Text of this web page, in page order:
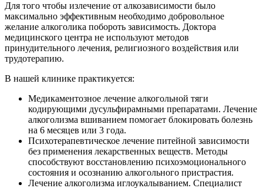
Для того чтобы излечение от алкозависимости было
максимально эффективным необходимо добровольное
желание алкоголика побороть зависимость. Доктора
медицинского центра не используют методов
принудительного лечения, религиозного воздействия или
трудотерапию.
В нашей клинике практикуется:
Медикаментозное лечение алкогольной тяги
кодирующими дусульфирамными препаратами. Лечение
алкоголизма вшиванием помогает блокировать болезнь
на 6 месяцев или 3 года.
Психотерапевтическое лечение питейной зависимости
без применения лекарственных веществ. Методы
способствуют восстановлению психоэмоционального
состояния и осознанию алкогольного пристрастия.
Лечение алкоголизма иглоукалыванием. Специалист